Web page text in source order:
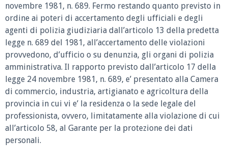
novembre 1981, n. 689. Fermo restando quanto previsto in
ordine ai poteri di accertamento degli ufficiali e degli
agenti di polizia giudiziaria dall’articolo 13 della predetta
legge n. 689 del 1981, all’accertamento delle violazioni
provvedono, d’ufficio o su denunzia, gli organi di polizia
amministrativa. Il rapporto previsto dall’articolo 17 della
legge 24 novembre 1981, n. 689, e’ presentato alla Camera
di commercio, industria, artigianato e agricoltura della
provincia in cui vi e’ la residenza o la sede legale del
professionista, ovvero, limitatamente alla violazione di cui
all’articolo 58, al Garante per la protezione dei dati
personali.